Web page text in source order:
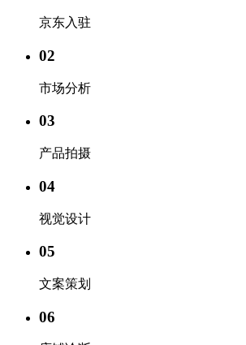
京东入驻
02
市场分析
03
产品拍摄
04
视觉设计
05
文案策划
06